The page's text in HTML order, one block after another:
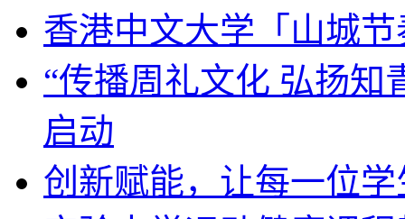
香港中文大学「山城
“传播周礼文化 弘扬知
启动
创新赋能，让每一位